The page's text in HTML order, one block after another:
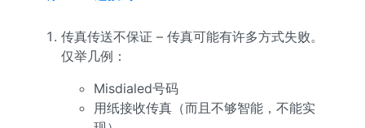
传真传送不保证 – 传真可能有许多方式失败。
仅举几例：
Misdialed号码
用纸接收传真（而且不够智能，不能实